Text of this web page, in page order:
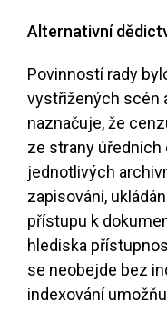
Alternativní
Povinností rady
vystřižených scén
naznačuje, že
ze strany úředních
jednotlivých
zapisování,
přístupu k
hlediska
se neobejde bez
indexování